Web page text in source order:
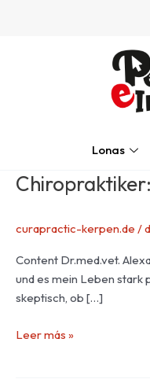
Lonas
curapractic-kerpen.de /
Content Dr.med.vet.
und es mein Leben stark
skeptisch, ob […]
Chiropraktiker:
Nebenwirkungen
Kosten
Leer más »